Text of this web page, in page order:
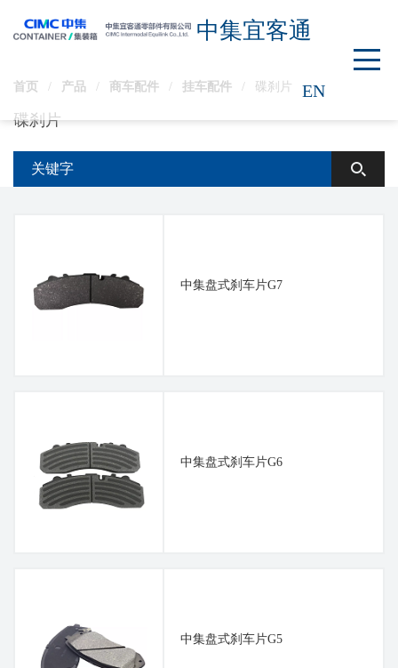
中集宜客通
EN
首页 / 产品 / 商车配件 / 挂车配件 / 碟刹片
碟刹片
中集盘式刹车片G7
中集盘式刹车片G6
中集盘式刹车片G5